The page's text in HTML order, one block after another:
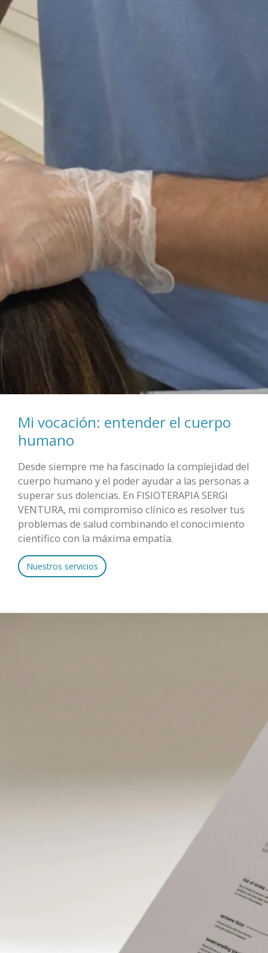
Mi vocación: entender el cuerpo
humano
Desde siempre me ha fascinado la complejidad del
cuerpo humano y el poder ayudar a las personas a
superar sus dolencias. En FISIOTERAPIA SERGI
VENTURA, mi compromiso clínico es resolver tus
problemas de salud combinando el conocimiento
científico con la máxima empatía.
Nuestros servicios